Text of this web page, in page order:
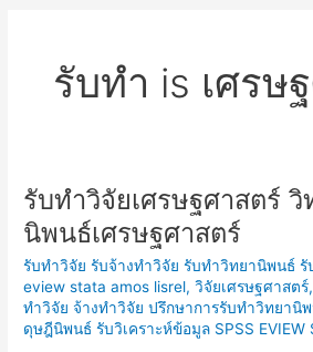
รับทำ is เศรษ
รับทำวิจัยเศรษฐศาสตร์
นิพนธ์เศรษฐศาสตร์
รับทำวิจัย รับจ้างทำวิจัย รับทำวิทยานิพนธ์ รั
eview stata amos lisrel,วิจัยเศรษฐศาสตร์,
ทำวิจัย จ้างทำวิจัย ปรึกษาการรับทำวิทยานิ
ดุษฎีนิพนธ์ รับวิเคราะห์ข้อมูล SPSS EVIEW
รับ
ทำ
วิจัย
เศรษฐศาสตร์
วิทยานิพนธ์
สาร
นิพนธ์